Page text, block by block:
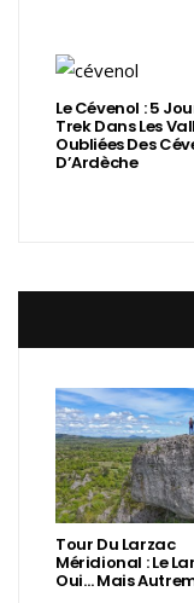
Le Cévenol : 5
Trek Dans Les
Oubliées Des
D’Ardèche
Tour Du Larzac
Méridional : Le
Oui… Mais